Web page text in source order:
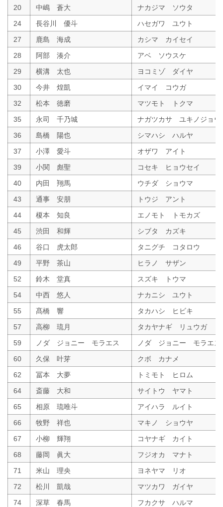
20 中嶋 蒼大
ナカジマ ソウタ
24
長谷川 優斗
ハセガワ ユウト
27
鹿島 海成
カシマ カイセイ
28
阿部 湊介
アベ ソウスケ
29
横溝 太也
ヨコミゾ ダイヤ
30
今井 煌凱
イマイ コウガ
32
松本 徳磨
マツモト トクマ
35
永司 千乃城
ナガツカサ ユキノジョウ
36
島橋 陽也
シマハシ ハルヤ
37
小澤 愛斗
オザワ アイト
39
小関 彪聖
コセキ ヒョウセイ
40
内田 翔馬
ウチダ ショウマ
43
通事 安朋
トウジ アント
44
榎本 知良
エノモト トモカズ
45
渋田 和輝
シブタ カズキ
46
谷口 虎太郎
タニグチ コタロウ
49
平野 茶山
ヒラノ サザン
52
鈴木 堂真
スズキ トウマ
54
中西 悠人
ナカニシ ユウト
55
髙橋 響
タカハシ ヒビキ
57
高柳 琉月
タカヤナギ リュウガ
59
ノダ ジョニー モラエス
ノダ ジョニー モラエス
60
久保 叶芽
クボ カナメ
62
冨本 大夢
トミモト ヒロム
64
斎藤 大和
サイトウ ヤマト
65
相原 琉唯斗
アイハラ ルイト
66
牧野 祥也
マキノ ショウヤ
67
小柳 輝翔
コヤナギ カイト
68
藤岡 眞大
フジオカ マナト
71
米山 理央
ヨネヤマ リオ
72
松川 凱哉
マツカワ ガイヤ
74
深草 春馬
フカクサ ハルマ